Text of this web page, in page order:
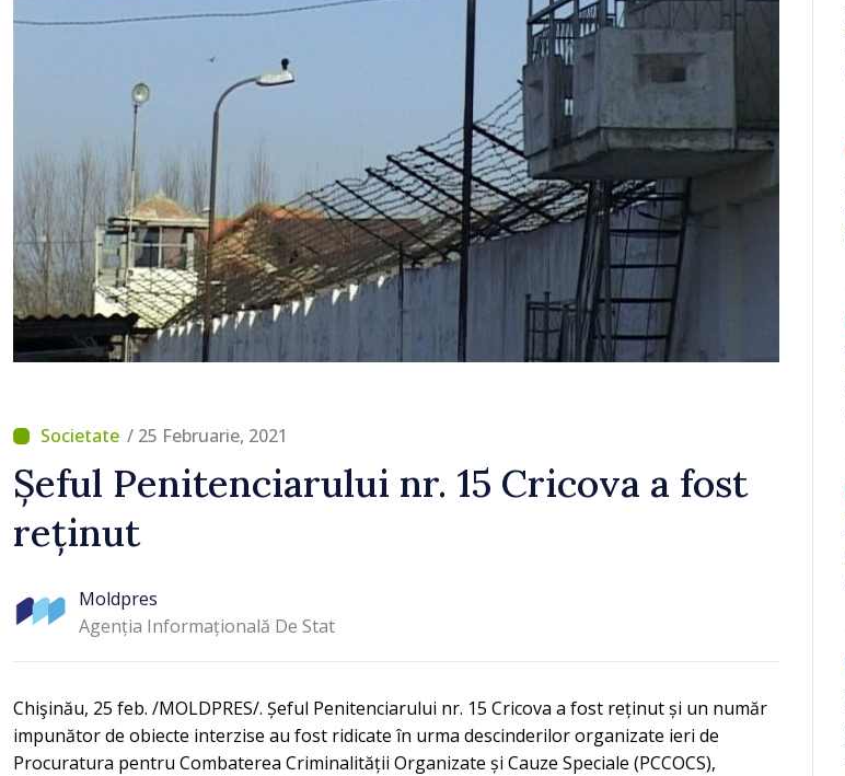
/ 25 Februarie, 2021
Șeful Penitenciarului nr. 15 Cricova a fost
reținut
Moldpres
Agenția Informațională De Stat
Chişinău, 25 feb. /MOLDPRES/. Șeful Penitenciarului nr. 15 Cricova a fost reținut și un număr
impunător de obiecte interzise au fost ridicate în urma descinderilor organizate ieri de
Procuratura pentru Combaterea Criminalității Organizate și Cauze Speciale (PCCOCS),
Linia electrică de 330 kV Bălți–
Dnestrovsk, grav avariată în urma
calamităților naturale